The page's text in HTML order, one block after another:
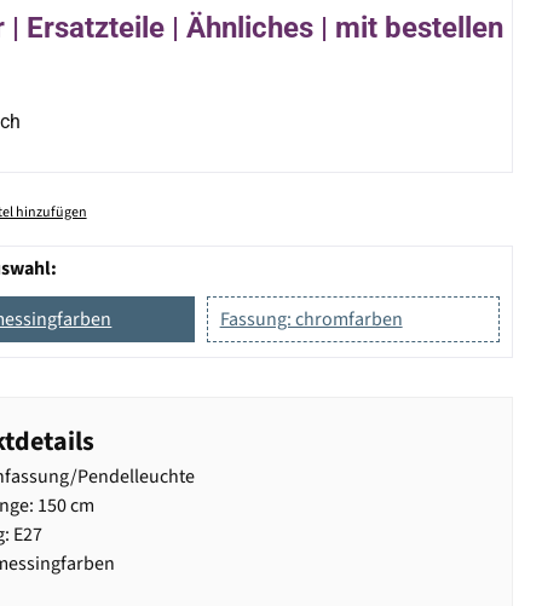
| Ersatzteile | Ähnliches | mit bestellen
hinzufügen
Fassung: chromfarben
Pendelleuchte
150 cm
E27